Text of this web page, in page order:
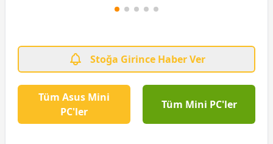
Stoğa Girince Haber Ver
Tüm Asus Mini
PC'ler
Tüm Mini PC'ler